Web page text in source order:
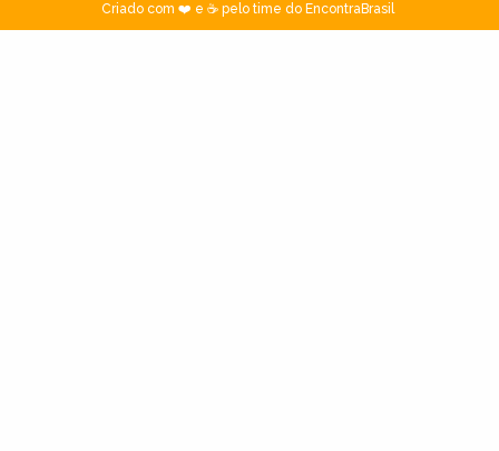
Criado com ❤️ e ☕ pelo time do EncontraBrasil